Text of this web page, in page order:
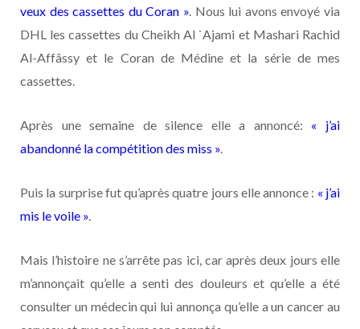
veux des cassettes du Coran ». Nous lui avons envoyé via
DHL les cassettes du Cheikh Al `Ajami et Mashari Rachid
Al-Affâssy et le Coran de Médine et la série de mes
cassettes.
Après une semaine de silence elle a annoncé: « j’ai
abandonné la compétition des miss ».
Puis la surprise fut qu’après quatre jours elle annonce : « j’ai
mis le voile ».
Mais l’histoire ne s’arrête pas ici, car après deux jours elle
m’annonçait qu’elle a senti des douleurs et qu’elle a été
consulter un médecin qui lui annonça qu’elle a un cancer au